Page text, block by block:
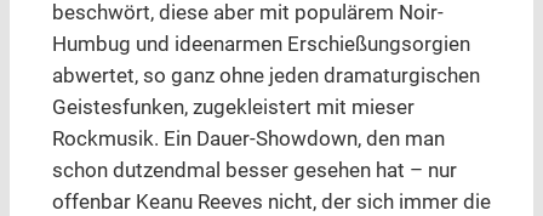
beschwört, diese aber mit populärem Noir-
Humbug und ideenarmen Erschießungsorgien
abwertet, so ganz ohne jeden dramaturgischen
Geistesfunken, zugekleistert mit mieser
Rockmusik. Ein Dauer-Showdown, den man
schon dutzendmal besser gesehen hat – nur
offenbar Keanu Reeves nicht, der sich immer die